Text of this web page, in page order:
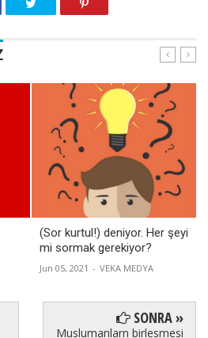
(Sor kurtul!) deniyor. Her şeyi
mi sormak gerekiyor?
Jun 05, 2021 - VEKA MEDYA
SONRA »
Muslumanlarn birlesmesi